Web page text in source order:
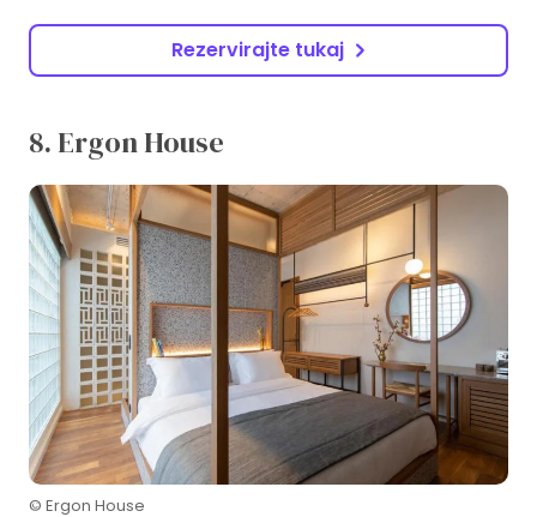
Rezervirajte tukaj
8. Ergon House
© Ergon House